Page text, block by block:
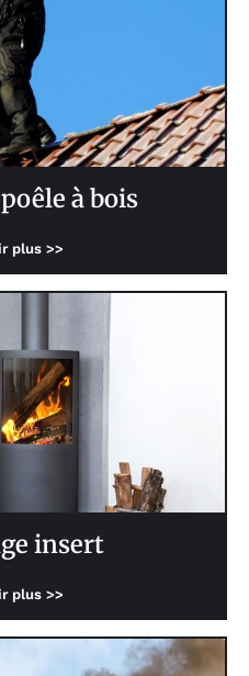
à bois
plus >>
insert
plus >>